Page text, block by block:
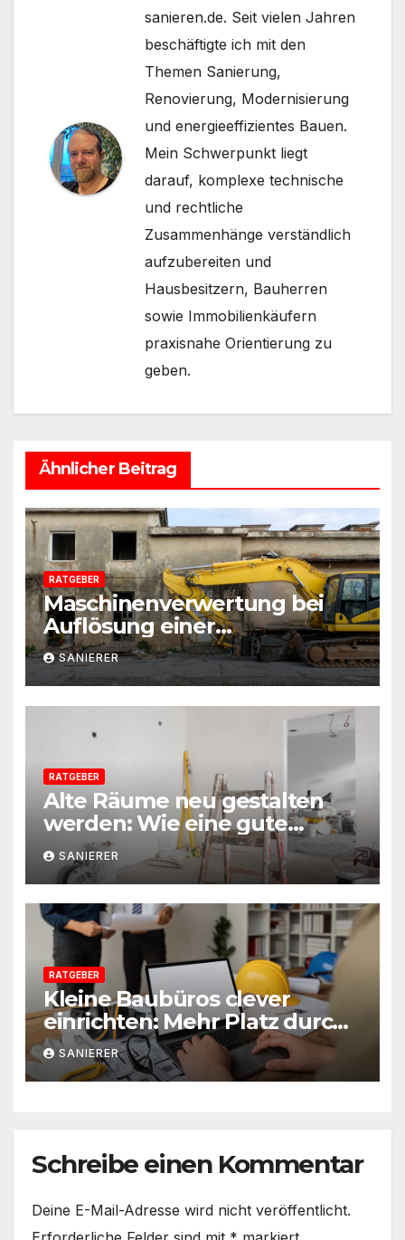
sanieren.de. Seit vielen Jahren
beschäftigte ich mit den
Themen Sanierung,
Renovierung, Modernisierung
und energieeffizientes Bauen.
Mein Schwerpunkt liegt
darauf, komplexe technische
und rechtliche
Zusammenhänge verständlich
aufzubereiten und
Hausbesitzern, Bauherren
sowie Immobilienkäufern
praxisnahe Orientierung zu
geben.
Ähnlicher Beitrag
RATGEBER
Maschinenverwertung bei
Auflösung einer
Sanierungsfirma:
Praxisleitfaden aus
Beratersicht
SANIERER
RATGEBER
Alte Räume neu gestalten
werden: Wie eine gute
Vorbereitung jede Sanierung
einfacher macht
SANIERER
RATGEBER
Kleine Baubüros clever
einrichten: Mehr Platz durch
smarte Möbel
SANIERER
Schreibe einen Kommentar
Deine E-Mail-Adresse wird nicht veröffentlicht.